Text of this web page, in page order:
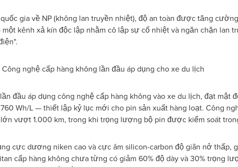
gia về NP (không lan truyền nhiệt), độ an toàn được tăng
kênh xả kín độc lập nhằm cô lập sự cố nhiệt và ngăn chặn lan
nghệ cấp hàng không lần đầu áp dụng cho xe du lịch
đầu áp dụng công nghệ cấp hàng không vào xe du lịch, đạt mật
Wh/L — thiết lập kỷ lục mới cho pin sản xuất hàng loạt. Công
vượt 1.000 km, trong khi trọng lượng bộ pin được kiểm soát
cực dương niken cao và cực âm silicon-carbon độ giãn nở thấp,
cấp hàng không chưa từng có giảm 60% độ dày và 30% trọng